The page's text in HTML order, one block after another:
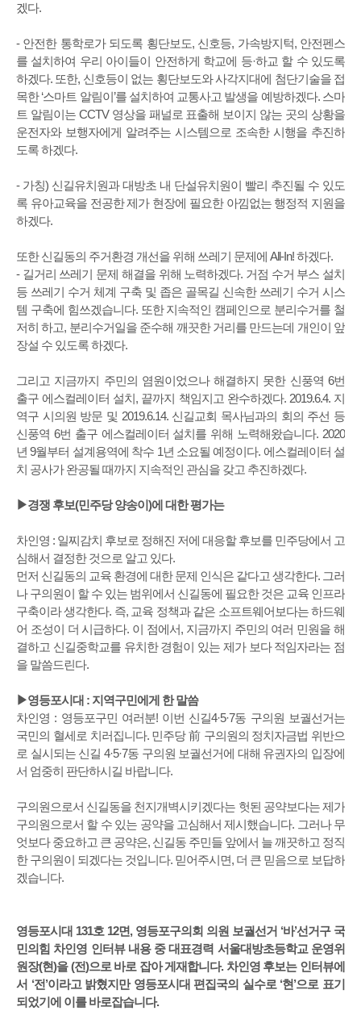
겠다.
- 안전한 통학로가 되도록 횡단보도, 신호등, 가속방지턱, 안전펜스
를 설치하여 우리 아이들이 안전하게 학교에 등·하교 할 수 있도록
하겠다. 또한, 신호등이 없는 횡단보도와 사각지대에 첨단기술을 접
목한 ‘스마트 알림이’를 설치하여 교통사고 발생을 예방하겠다. 스마
트 알림이는 CCTV 영상을 패널로 표출해 보이지 않는 곳의 상황을
운전자와 보행자에게 알려주는 시스템으로 조속한 시행을 추진하
도록 하겠다.
- 가칭) 신길유치원과 대방초 내 단설유치원이 빨리 추진될 수 있도
록 유아교육을 전공한 제가 현장에 필요한 아낌없는 행정적 지원을
하겠다.
또한 신길동의 주거환경 개선을 위해 쓰레기 문제에 All-In! 하겠다.
- 길거리 쓰레기 문제 해결을 위해 노력하겠다. 거점 수거 부스 설치
등 쓰레기 수거 체계 구축 및 좁은 골목길 신속한 쓰레기 수거 시스
템 구축에 힘쓰겠습니다. 또한 지속적인 캠페인으로 분리수거를 철
저히 하고, 분리수거일을 준수해 깨끗한 거리를 만드는데 개인이 앞
장설 수 있도록 하겠다.
그리고 지금까지 주민의 염원이었으나 해결하지 못한 신풍역 6번
출구 에스컬레이터 설치, 끝까지 책임지고 완수하겠다. 2019.6.4. 지
역구 시의원 방문 및 2019.6.14. 신길교회 목사님과의 회의 주선 등
신풍역 6번 출구 에스컬레이터 설치를 위해 노력해왔습니다. 2020
년 9월부터 설계용역에 착수 1년 소요될 예정이다. 에스컬레이터 설
치 공사가 완공될 때까지 지속적인 관심을 갖고 추진하겠다.
▶경쟁 후보(민주당 양송이)에 대한 평가는
차인영 : 일찌감치 후보로 정해진 저에 대응할 후보를 민주당에서 고
심해서 결정한 것으로 알고 있다.
먼저 신길동의 교육 환경에 대한 문제 인식은 같다고 생각한다. 그러
나 구의원이 할 수 있는 범위에서 신길동에 필요한 것은 교육 인프라
구축이라 생각한다. 즉, 교육 정책과 같은 소프트웨어보다는 하드웨
어 조성이 더 시급하다. 이 점에서, 지금까지 주민의 여러 민원을 해
결하고 신길중학교를 유치한 경험이 있는 제가 보다 적임자라는 점
을 말씀드린다.
▶영등포시대 : 지역구민에게 한 말씀
차인영 : 영등포구민 여러분! 이번 신길4·5·7동 구의원 보궐선거는
국민의 혈세로 치러집니다. 민주당 前 구의원의 정치자금법 위반으
로 실시되는 신길 4·5·7동 구의원 보궐선거에 대해 유권자의 입장에
서 엄중히 판단하시길 바랍니다.
구의원으로서 신길동을 천지개벽시키겠다는 헛된 공약보다는 제가
구의원으로서 할 수 있는 공약을 고심해서 제시했습니다. 그러나 무
엇보다 중요하고 큰 공약은, 신길동 주민들 앞에서 늘 깨끗하고 정직
한 구의원이 되겠다는 것입니다. 믿어주시면, 더 큰 믿음으로 보답하
겠습니다.
영등포시대 131호 12면, 영등포구의회 의원 보궐선거 ‘바’선거구 국
민의힘 차인영 인터뷰 내용 중 대표경력 서울대방초등학교 운영위
원장(현)을 (전)으로 바로 잡아 게재합니다. 차인영 후보는 인터뷰에
서 ‘전’이라고 밝혔지만 영등포시대 편집국의 실수로 ‘현’으로 표기
되었기에 이를 바로잡습니다.